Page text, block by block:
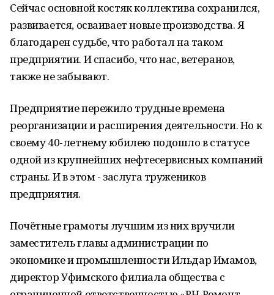
Сейчас основной костяк коллектива сохранился,
развивается, осваивает новые производства. Я
благодарен судьбе, что работал на таком
предприятии. И спасибо, что нас, ветеранов,
также не забывают.
Предприятие пережило трудные времена
реорганизации и расширения деятельности. Но к
своему 40-летнему юбилею подошло в статусе
одной из крупнейших нефтесервисных компаний
страны. И в этом - заслуга тружеников
предприятия.
Почётные грамоты лучшим из них вручили
заместитель главы администрации по
экономике и промышленности Ильдар Имамов,
директор Уфимского филиала общества с